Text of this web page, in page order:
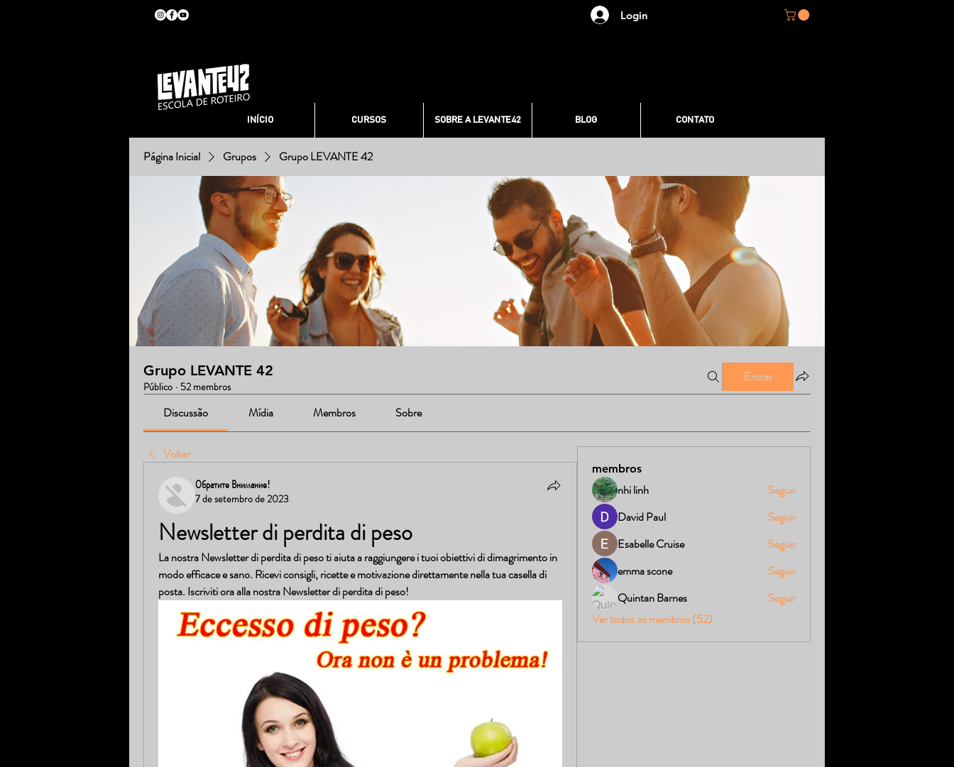
Login
INÍCIO CURSOS SOBRE A LEVANTE42 BLOG CONTATO
Página Inicial Grupos Grupo LEVANTE 42
Grupo LEVANTE 42
Público · 52 membros
Entrar
Discussão Mídia Membros Sobre
Voltar
Обратите Внимание!
7 de setembro de 2023
Newsletter di perdita di peso
La nostra Newsletter di perdita di peso ti aiuta a raggiungere i tuoi obiettivi di dimagrimento in
modo efficace e sano. Ricevi consigli, ricette e motivazione direttamente nella tua casella di
posta. Iscriviti ora alla nostra Newsletter di perdita di peso!
membros
nhi linh
Seguir
David Paul
Seguir
Esabelle Cruise
Seguir
emma scone
Seguir
Quintan Barnes
Seguir
Ver todos os membros (52)